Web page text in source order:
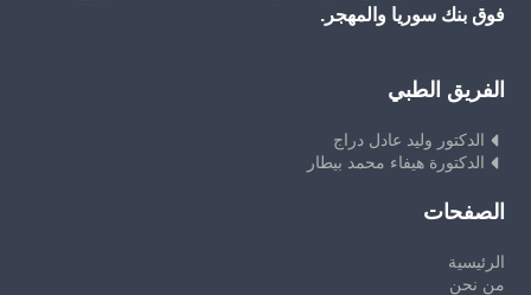
فوق بنك سوريا والمهجر.
الفريق الطبي
الدكتور وليد عادل دراج
الدكتورة هيفاء محمد بيطار
الصفحات
الرئيسية
من نحن